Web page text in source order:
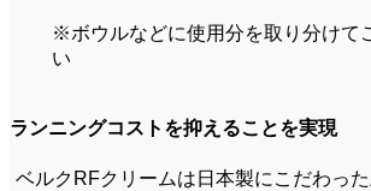
※ボウルなどに使用分を取り分けて
い
ランニングコストを抑えることを実現
ベルクRFクリームは日本製にこだわっ